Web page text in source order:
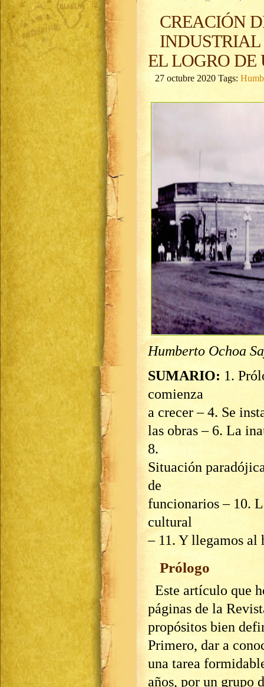
CREACIÓN
INDUSTRIAL
EL LOGRO
27 octubre 2020 Tags:
Humberto Ochoa
SUMARIO: 1.
comienza
a crecer – 4. Se
las obras – 6. La
8.
Situación
de
funcionarios – 10.
cultural
– 11. Y llegamos al
Prólogo
Este artículo que
páginas de la
propósitos bien
Primero, dar a
una tarea
años, por un grupo